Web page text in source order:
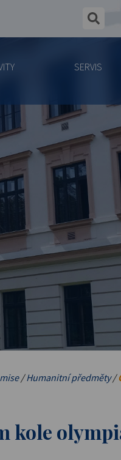
SERVIS
✕
/Humanitní předměty/
kole